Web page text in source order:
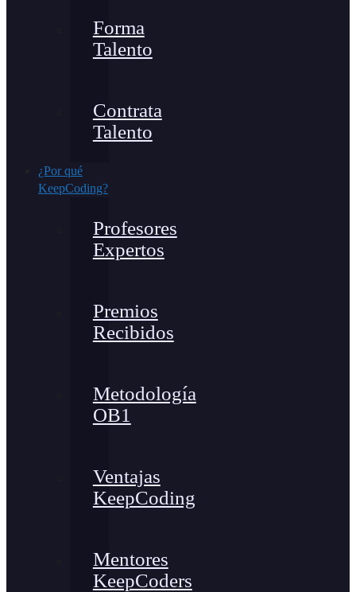
Forma
Talento
Contrata
Talento
¿Por qué
KeepCoding?
Profesores
Expertos
Premios
Recibidos
Metodología
OB1
Ventajas
KeepCoding
Mentores
KeepCoders